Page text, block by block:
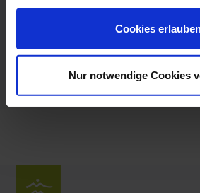
Cookies
Nur notwendige Cookies
Progressive Muskelrelaxation
Kosmetik & Fußpflege
Ernährungsberatung
Öffnungszeiten